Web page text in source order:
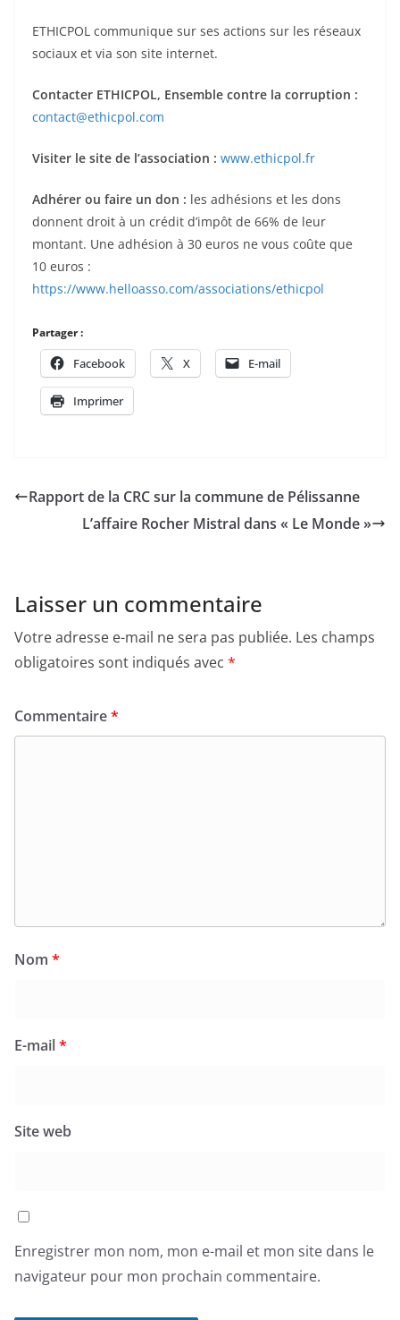
ETHICPOL communique sur ses actions sur les réseaux
sociaux et via son site internet.
Contacter ETHICPOL, Ensemble contre la corruption :
contact@ethicpol.com
Visiter le site de l’association : www.ethicpol.fr
Adhérer ou faire un don : les adhésions et les dons
donnent droit à un crédit d’impôt de 66% de leur
montant. Une adhésion à 30 euros ne vous coûte que
10 euros :
https://www.helloasso.com/associations/ethicpol
Partager :
Facebook X E-mail
Imprimer
Rapport de la CRC sur la commune de Pélissanne
L’affaire Rocher Mistral dans « Le Monde »
Laisser un commentaire
Votre adresse e-mail ne sera pas publiée. Les champs
obligatoires sont indiqués avec *
Commentaire*
Nom *
E-mail*
Site web
Enregistrer mon nom, mon e-mail et mon site dans le
navigateur pour mon prochain commentaire.